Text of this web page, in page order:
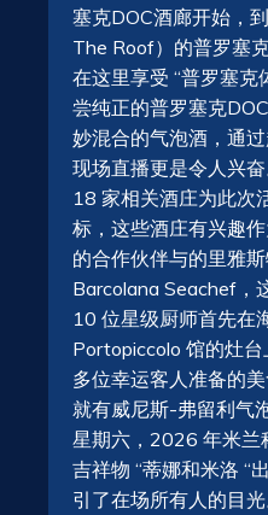
塞克DOC酒廊开始，
The Roof）的普罗塞
在这里享受 “普罗塞克
尝纯正的普罗塞克
妙混合的气泡酒，通
现场直播更是令人兴奋
18 家相关酒庄为此次
标，这些酒庄有兴趣
的合作伙伴与的里雅
Barcolana Seachef，
10 位星级厨师首先在
Portopiccolo 馆的灶
多位幸运客人准备的
就有威尼斯-弗留利气
星期六，2026 年米兰
吉祥物 “蒂娜和米洛 “
引了在场所有人的目